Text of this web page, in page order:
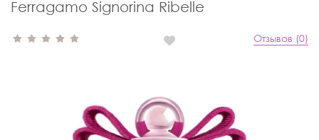
Ferragamo Signorina Ribelle
Отзывов (0)